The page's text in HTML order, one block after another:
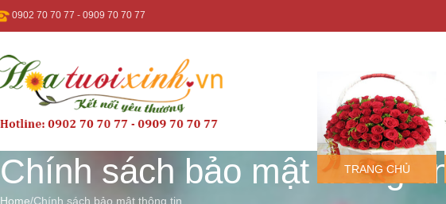
0902 70 70 77 - 0909 70 70 77
TRANG CHỦ
Chính sách bảo mật thông tin
Home Chính sách bảo mật thông tin